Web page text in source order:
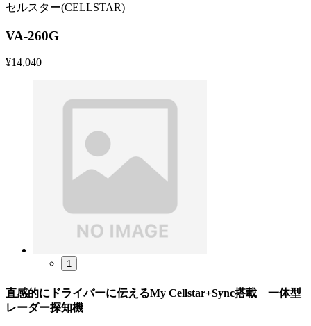
セルスター(CELLSTAR)
VA-260G
¥14,040
1
直感的にドライバーに伝えるMy Cellstar+Sync搭載 一体型
レーダー探知機